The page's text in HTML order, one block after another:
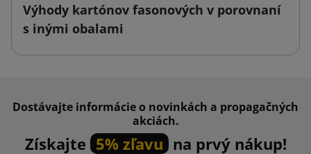
Výhody kartónov fasonových v porovnaní
s inými obalami
Dostávajte informácie o novinkách a propagačných
akciách.
Získajte 5% zľavu na prvý nákup!